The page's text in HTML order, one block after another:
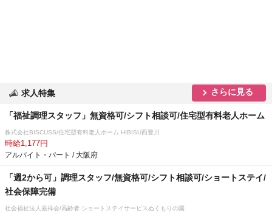
求人特集 さらに見る
「福祉調理スタッフ」無資格可/シフト相談可/住宅型有料老人ホーム
株式会社BISCUSS/住宅型有料老人ホーム HIBISU西豊川
時給1,177円
アルバイト・パート / 大阪府
「週2から可」調理スタッフ/無資格可/シフト相談可/ショートステイ/
社会保障完備
社会福祉法人嘉祥会/高齢者 ショートステイサービスぬくもりの園